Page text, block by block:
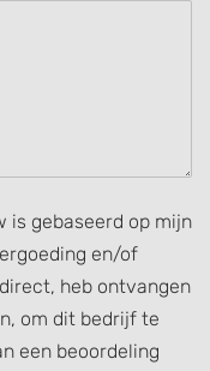
is gebaseerd op mijn
en/of
heb ontvangen
om dit bedrijf te
een beoordeling